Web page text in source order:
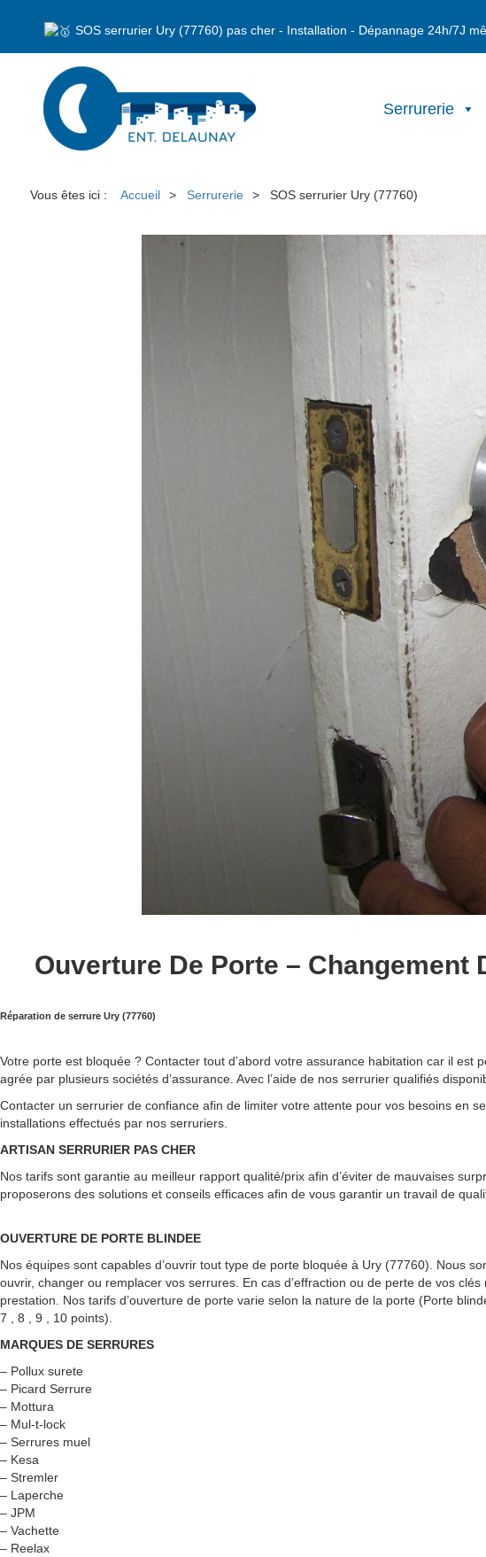
SOS serrurier Ury (77760) pas cher - Installation - Dépannage 24h/7J
Serrurerie
Vous êtes ici : Accueil Serrurerie SOS serrurier Ury (77760)
Ouverture De Porte – Changement
Réparation de serrure Ury (77760)
Votre porte est bloquée ? Contacter tout d’abord votre assurance habitation car il
agrée par plusieurs sociétés d’assurance. Avec l’aide de nos serrurier qualifiés
Contacter un serrurier de confiance afin de limiter votre attente pour vos besoins en
installations effectués par nos serruriers.
ARTISAN SERRURIER PAS CHER
Nos tarifs sont garantie au meilleur rapport qualité/prix afin d’éviter de mauvaises
proposerons des solutions et conseils efficaces afin de vous garantir un travail de
OUVERTURE DE PORTE BLINDEE
Nos équipes sont capables d’ouvrir tout type de porte bloquée à Ury (77760). Nous
ouvrir, changer ou remplacer vos serrures. En cas d’effraction ou de perte de vos
prestation. Nos tarifs d’ouverture de porte varie selon la nature de la porte (Porte
7 , 8 , 9 , 10 points).
MARQUES DE SERRURES
– Pollux surete
– Picard Serrure
– Mottura
– Mul-t-lock
– Serrures muel
– Kesa
– Stremler
– Laperche
– JPM
– Vachette
– Reelax